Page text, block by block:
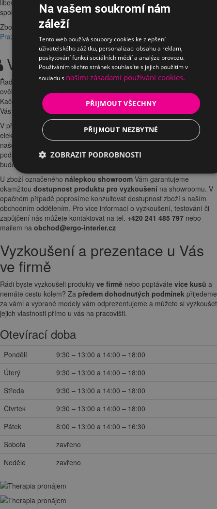
libovolnou adresu
v ČR. Dopravu k Vám zajistíme smluvní přepravní
společností.
Zboží si také můžete vyzvednout osobně u nás na
Praze
Vyzkoušení a zapůjčení
Řadu výrobků si před zakoupením můžete nezávazně vyzkoušet a
ověřit si jejich vlastnosti v naší kamennéprodejněna Praze 4 -
Kačerov.
Židlea výškově stavitelný stůlVám rádi odprezentujeme u
Vás ve firmě a v případě zájmu zapůjčíme na pár dní k testování.
V případě zájmu o zapůjčení či vyzkoušení na prodejně, využijte
elektronický formulář u Vámi vybraného produktu nebo kontaktuje
naše
podrobnosti prezentace u Vás ve společnosti v termínu, který Vám
bude vyhovovat.
U zboží označeného nálepkou showroom Vám garantujeme
okamžitou dostupnost produktu pro vyzkoušení na showroomu. V
opačném případě poprosíme konzultovat dostupnost zboží s naším
obchodním oddělením. Pro více informací o vyzkoušení, testování či
zapůjčení nás můžete kontaktovat na tel. +420 241 485 797 nebo
mailem na obchod@ergo-interier.cz
Vyzkoušení a prezentace u Vás
ve firmě
Rádi byste vyzkoušeli produkty ve firmě nebo poptáváte více kusů a
nemáte cestu kolem? Za předem dohodnutých podmínek přijedeme
za vámi a vybrané modely vám odprezentujeme a můžete si vyzkoušet
jejich vlastnosti přímo u vás na pracovišti.
Otevírací doba
Pondělí
9:30 – 13:00 a 14:00 – 18:00
Úterý
9:30 – 13:00 a 14:00 – 18:00
Středa
9:30 – 13:00 a 14:00 – 18:00
Čtvrtek
9:30 – 13:00 a 14:00 – 18:00
Pátek
8:00 – 13:00 a 14:00 – 16:30
Sobota
zavřeno
Neděle
zavřeno
Na vašem soukromí nám
záleží
Tento web používá soubory cookies ke zlepšení
uživatelského zážitku, personalizaci obsahu a reklam,
poskytování funkcí sociálních médií a analýze provozu.
Používáním těchto stránek souhlasíte s jejich použitím v
souladu s našimi zásadami používání cookies.
PŘIJMOUT VŠECHNY
PŘIJMOUT NEZBYTNÉ
ZOBRAZIT PODROBNOSTI